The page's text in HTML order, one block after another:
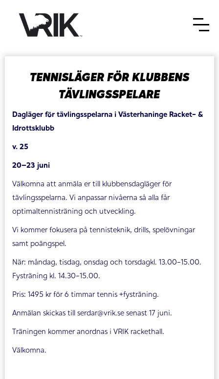
TENNISLÄGER FÖR KLUBBENS
TÄVLINGSSPELARE
Dagläger för tävlingsspelarna i Västerhaninge Racket- &
Idrottsklubb
v. 25
20–23 juni
Välkomna att anmäla er till klubbensdagläger för
tävlingsspelarna. Vi anpassar nivåerna så alla får
optimaltennisträning och utveckling.
Vi kommer fokusera på tennisteknik, drills, spelövningar
samt poängspel.
När: måndag, tisdag, onsdag och torsdagkl. 13.00-15.00.
Fysträning kl. 14.30-15.00.
Pris: 1495 kr för 6 timmar tennis +fysträning.
Anmälan skickas till serdar@vrik.se senast 17 juni.
Träningen kommer anordnas i VRIK rackethall.
Välkomna.